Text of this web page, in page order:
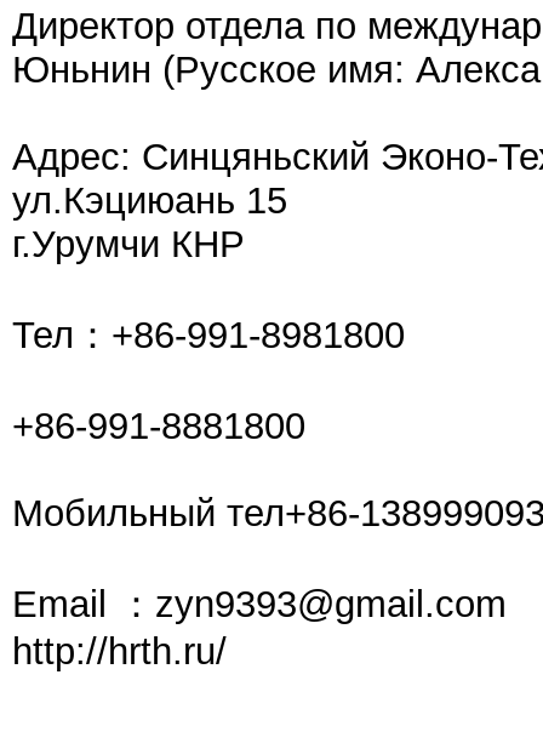
Директор отдела по
Юньнин (Русское имя:
Адрес: Cинцяньский Эконо-
ул.Кэциюань 15
г.Урумчи КНР
Тел：+86-991-8981800
+86-991-8881800
Мобильный тел+86-
Email ：zyn9393@gmail.com
http://hrth.ru/